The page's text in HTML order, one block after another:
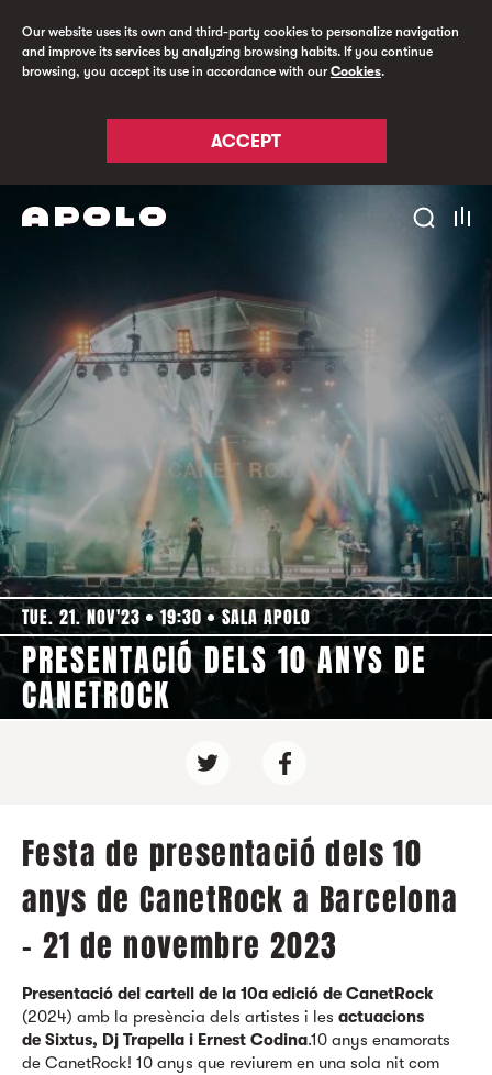
Our website uses its own and third-party cookies to personalize navigation
and improve its services by analyzing browsing habits. If you continue
browsing, you accept its use in accordance with ourCookies.
ACCEPT
TUE. 21. NOV'23 19:30 SALA APOLO
PRESENTACIÓ DELS 10 ANYS DE
CANETROCK
Festa de presentació dels 10
anys de CanetRock a Barcelona
- 21 de novembre 2023
Presentació del cartell de la 10a edició de CanetRock
(2024) amb la presència dels artistes i les actuacions
de Sixtus, Dj Trapella i Ernest Codina.10 anys enamorats
de CanetRock! 10 anys que reviurem en una sola nit com